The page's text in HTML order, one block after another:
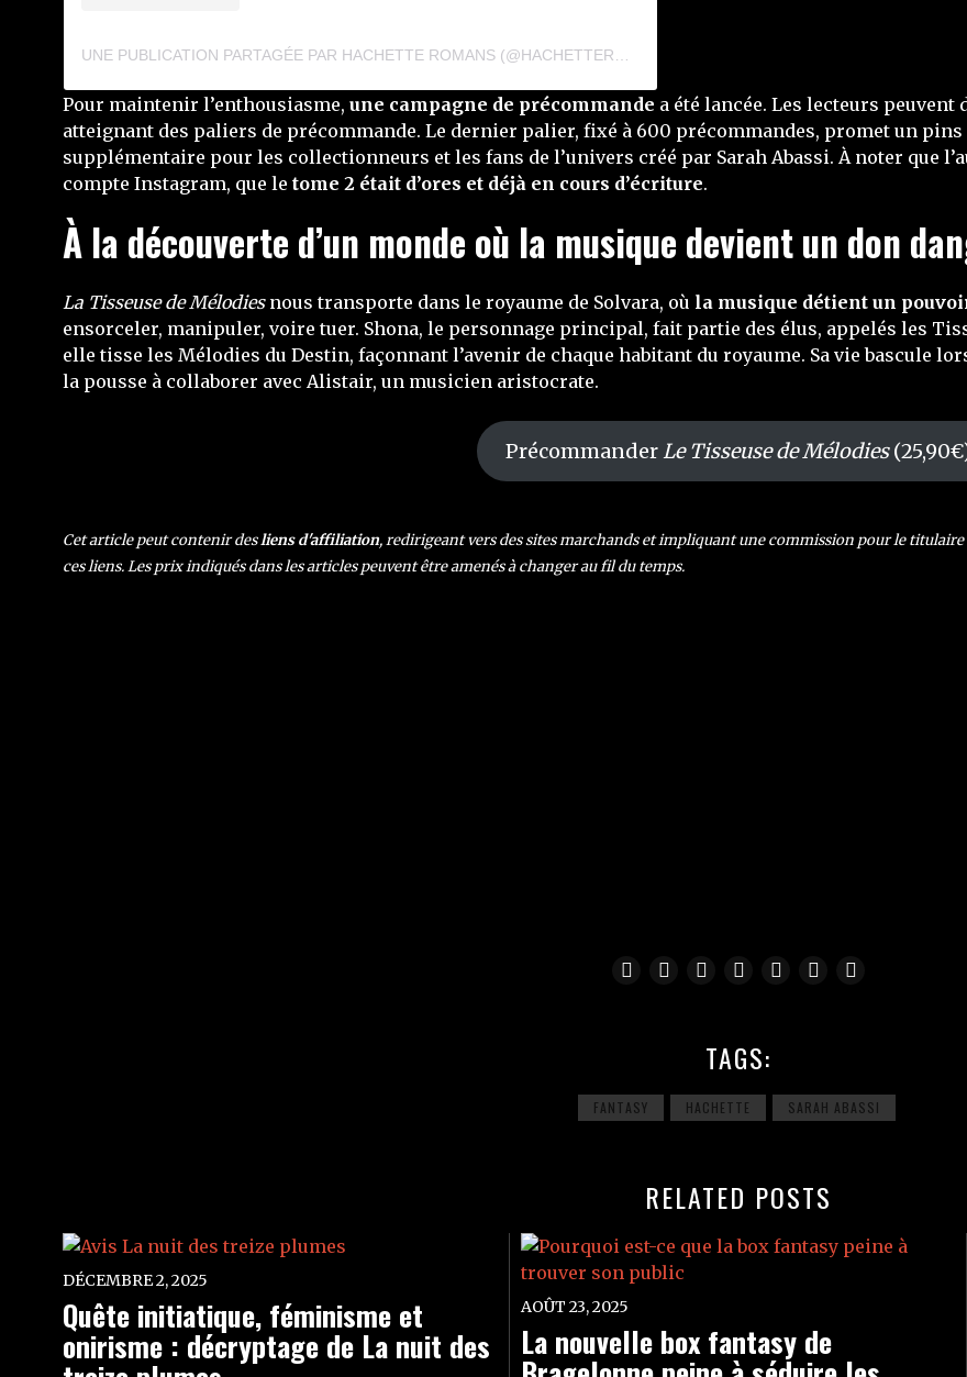
Pour maintenir l’enthousiasme, une campagne de précommande a été lancée. Les lecteurs
atteignant des paliers de précommande. Le dernier palier, fixé à 600 précommandes, promet un
supplémentaire pour les collectionneurs et les fans de l’univers créé par Sarah Abassi. À noter que
compte Instagram, que le tome 2 était d’ores et déjà en cours d’écriture.
À la découverte d’un monde où la musique devient un don
La Tisseuse de Mélodiesnous transporte dans le royaume de Solvara, où la musique détient un
ensorceler, manipuler, voire tuer. Shona, le personnage principal, fait partie des élus, appelés les
elle tisse les Mélodies du Destin, façonnant l’avenir de chaque habitant du royaume. Sa vie bascule
la pousse à collaborer avec Alistair, un musicien aristocrate.
Précommander Le Tisseuse de Mélodies
Cet article peut contenir desliens d'affiliation, redirigeant vers des sites marchands et impliquant une commission pour le
ces liens. Les prix indiqués dans les articles peuvent être amenés à changer au fil du temps.
TAGS:
FANTASY HACHETTE SARAH ABASSI
RELATED POSTS
DÉCEMBRE 2, 2025
Quête initiatique, féminisme et
onirisme : décryptage de La nuit des
AOÛT 23, 2025
La nouvelle box fantasy de